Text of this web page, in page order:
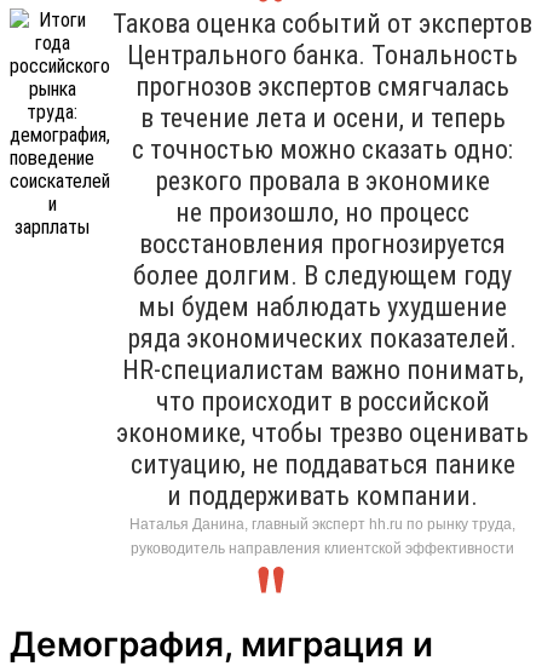
Такова оценка событий от экспертов
Центрального банка. Тональность
прогнозов экспертов смягчалась
в течение лета и осени, и теперь
с точностью можно сказать одно:
резкого провала в экономике
не произошло, но процесс
восстановления прогнозируется
более долгим. В следующем году
мы будем наблюдать ухудшение
ряда экономических показателей.
HR-специалистам важно понимать,
что происходит в российской
экономике, чтобы трезво оценивать
ситуацию, не поддаваться панике
и поддерживать компании.
Наталья Данина, главный эксперт hh.ru по рынку труда,
руководитель направления клиентской эффективности
Демография, миграция и